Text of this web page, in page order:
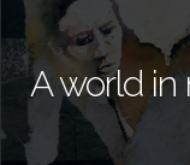
A world in